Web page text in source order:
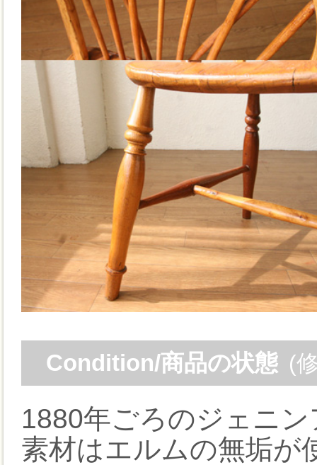
Condition/商品の状態 (
1880年ごろのジェニ
素材はエルムの無垢が